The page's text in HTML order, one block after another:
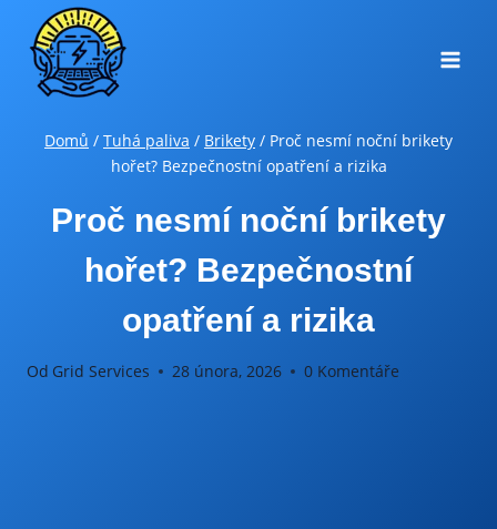
Přeskočit
obsah
Domů / Tuhá paliva / Brikety / Proč nesmí noční brikety
hořet? Bezpečnostní opatření a rizika
Proč nesmí noční brikety
hořet? Bezpečnostní
opatření a rizika
Od Grid Services 28 února, 2026 0 Komentáře